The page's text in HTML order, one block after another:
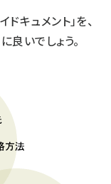
キュメント」を、
いでしょう。